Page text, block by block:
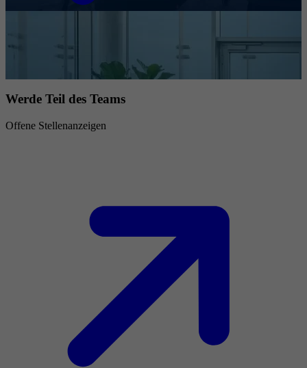
Werde Teil des Teams
Offene Stellenanzeigen